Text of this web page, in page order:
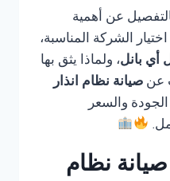
عن أهمية
الشركة المناسبة،
أي بانل، ولماذا يثق بها
عن صيانة نظام انذار
والسعر
صيانة نظام